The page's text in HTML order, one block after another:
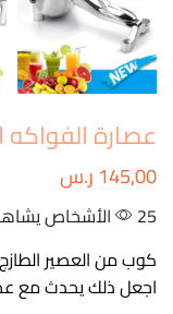
عصارة الفواكه
145,00 ر.س
25 الأشخاص يشاهدون هذا المنتج الآن
كوب من العصير
اجعل ذلك يحدث مع